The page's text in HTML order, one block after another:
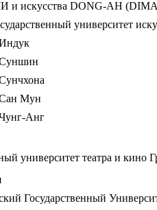
и искусства DONG-AH
университет
Мун
Анг
университет театра и кино
Государственный